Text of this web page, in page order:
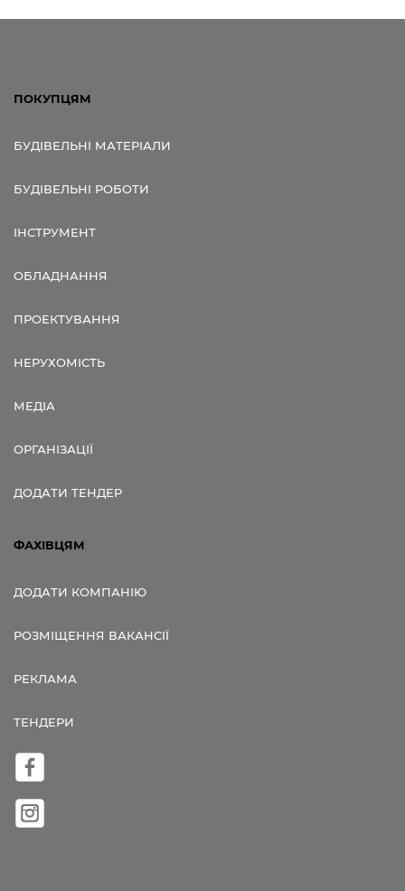
ПОКУПЦЯМ
БУДІВЕЛЬНІ МАТЕРІАЛИ
БУДІВЕЛЬНІ РОБОТИ
ІНСТРУМЕНТ
ОБЛАДНАННЯ
ПРОЕКТУВАННЯ
НЕРУХОМІСТЬ
МЕДІА
ОРГАНІЗАЦІЇ
ДОДАТИ ТЕНДЕР
ФАХІВЦЯМ
ДОДАТИ КОМПАНІЮ
РОЗМІЩЕННЯ ВАКАНСІЇ
РЕКЛАМА
ТЕНДЕРИ